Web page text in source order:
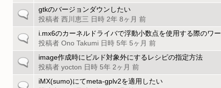
ピ
ッ
の
ト
ピ
ッ
一
の
ト
ピ
ッ
gtkのバージョンダウンしたい
投稿者 西川恵三 日時 2年 8ヶ月 前
一
の
ト
ピ
ッ
i.mx6のカーネルドライバで浮動小数点を使用する際のワ
投稿者 Ono Takumi 日時 5年 5ヶ月 前
一
の
image作成時にビルド対象外にするレシピの指定方法
投稿者 yocton 日時 5年 2ヶ月 前
一
iMX(sumo)にてmeta-gplv2を適用したい